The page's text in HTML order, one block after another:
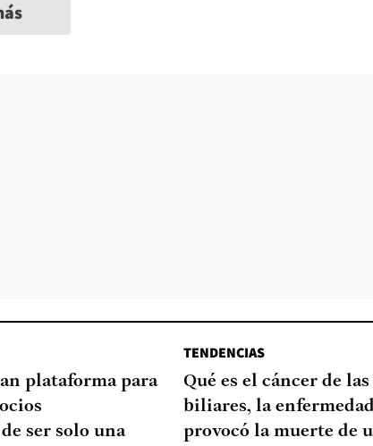
plataforma para
ser solo una
TENDENCIAS
Qué es el cáncer de
biliares, la
provocó la muerte de